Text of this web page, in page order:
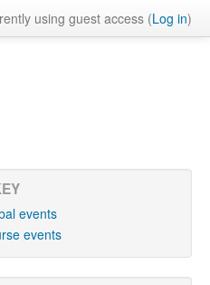
using guest access (Log in)
events
events